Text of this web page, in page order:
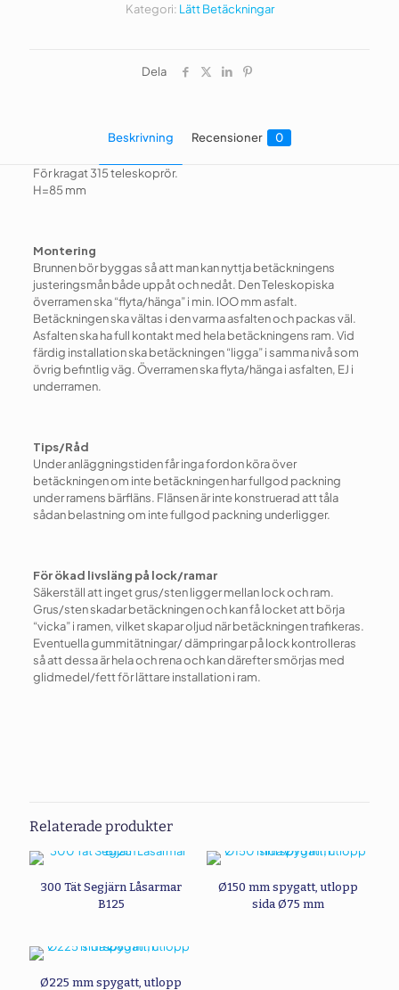
Kategori: Lätt Betäckningar
Dela
Beskrivning Recensioner 0
För kragat 315 teleskoprör.
H=85 mm
Montering
Brunnen bör byggas så att man kan nyttja betäckningens
justeringsmån både uppåt och nedåt. Den Teleskopiska
överramen ska “flyta/hänga” i min. lOO mm asfalt.
Betäckningen ska vältas i den varma asfalten och packas väl.
Asfalten ska ha full kontakt med hela betäckningens ram. Vid
färdig installation ska betäckningen “ligga” i samma nivå som
övrig befintlig väg. Överramen ska flyta/hänga i asfalten, EJ i
underramen.
Tips/Råd
Under anläggningstiden får inga fordon köra över
betäckningen om inte betäckningen har fullgod packning
under ramens bärfläns. Flänsen är inte konstruerad att tåla
sådan belastning om inte fullgod packning underligger.
För ökad livsläng på lock/ramar
Säkerställ att inget grus/sten ligger mellan lock och ram.
Grus/sten skadar betäckningen och kan få locket att börja
“vicka” i ramen, vilket skapar oljud när betäckningen trafikeras.
Eventuella gummitätningar/ dämpringar på lock kontrolleras
så att dessa är hela och rena och kan därefter smörjas med
glidmedel/fett för lättare installation i ram.
Kupolsil Låg Omonterad”
Din e-postadress kommer inte publiceras.Obligatoriska fält är
Relaterade produkter
300 Tät Segjärn Låsarmar
B125
Ø150 mm spygatt, utlopp
sida Ø75 mm
Ø225 mm spygatt, utlopp